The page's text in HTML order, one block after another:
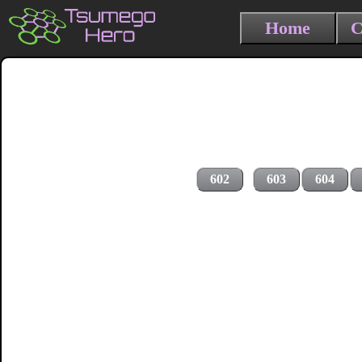
Home
602 603 604